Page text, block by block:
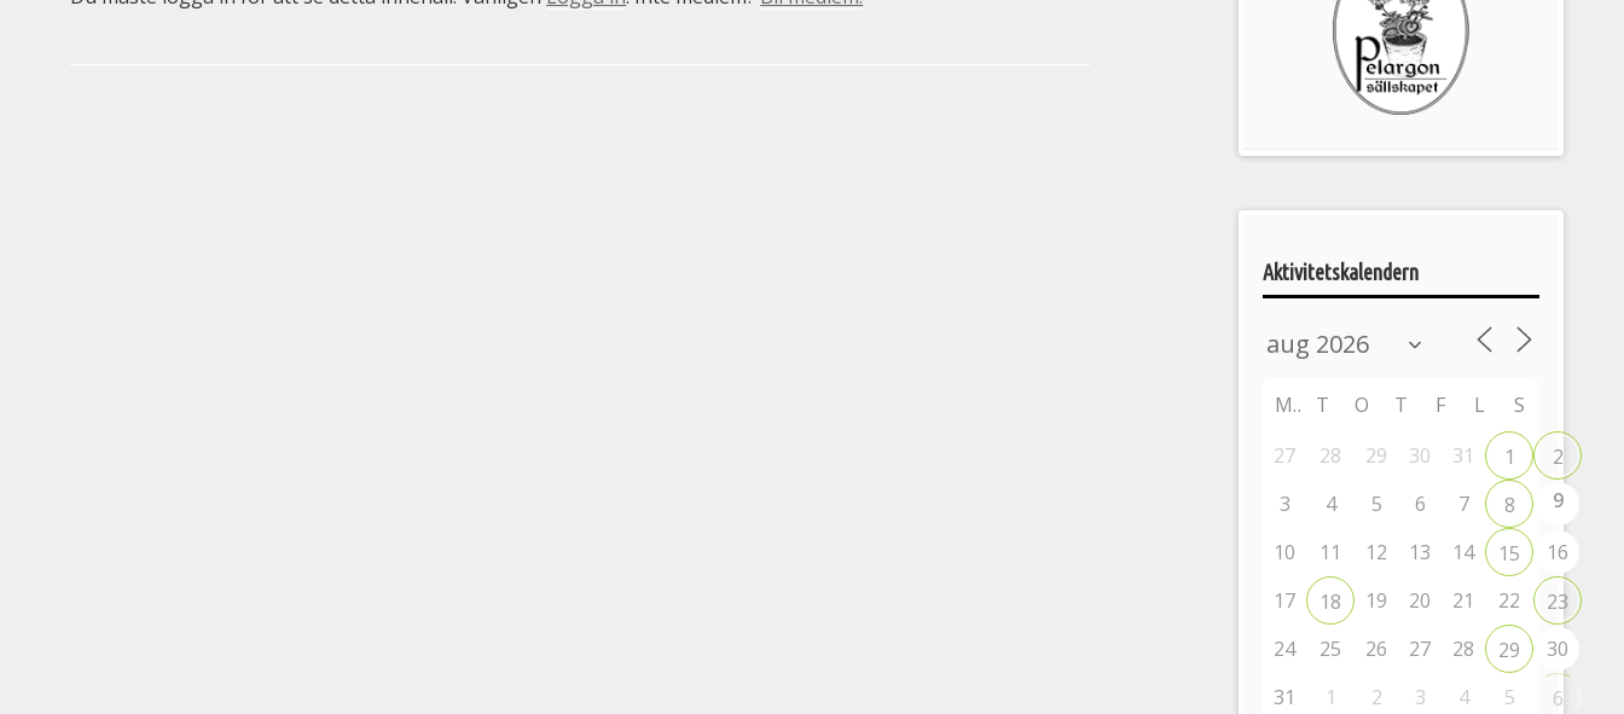
Pelargonsällskapets
aktiviteter
Aktivitetskalendern
M T O T F L
S
27
28 29 30 31 1
2
3
4 5 6 7 8
9
10
11 12 13 14 15
16
17
18 19 20 21 22
23
24
25 26 27 28 29
30
31
1 2 3 4 5 6